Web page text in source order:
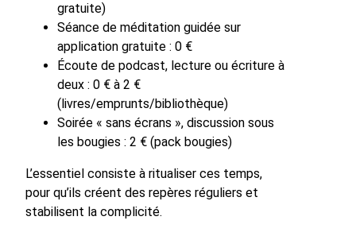
gratuite)
Séance de méditation guidée sur
application gratuite : 0 €
Écoute de podcast, lecture ou écriture à
deux : 0 € à 2 €
(livres/emprunts/bibliothèque)
Soirée « sans écrans », discussion sous
les bougies : 2 € (pack bougies)
L’essentiel consiste à ritualiser ces temps,
pour qu’ils créent des repères réguliers et
stabilisent la complicité.